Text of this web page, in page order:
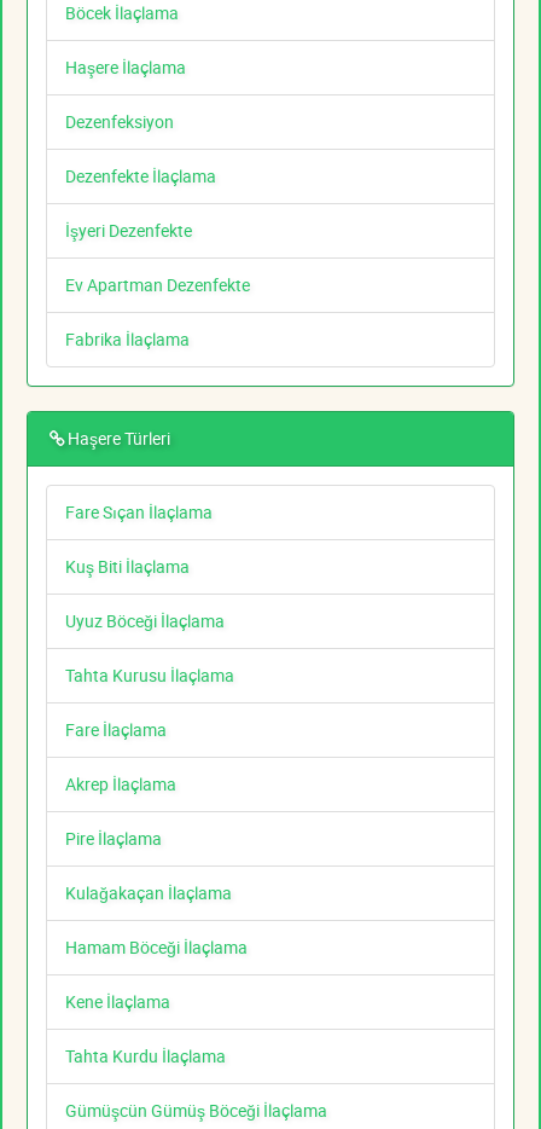
Böcek İlaçlama
Haşere İlaçlama
Dezenfeksiyon
Dezenfekte İlaçlama
İşyeri Dezenfekte
Ev Apartman Dezenfekte
Fabrika İlaçlama
Haşere Türleri
Fare Sıçan İlaçlama
Kuş Biti İlaçlama
Uyuz Böceği İlaçlama
Tahta Kurusu İlaçlama
Fare İlaçlama
Akrep İlaçlama
Pire İlaçlama
Kulağakaçan İlaçlama
Hamam Böceği İlaçlama
Kene İlaçlama
Tahta Kurdu İlaçlama
Gümüşcün Gümüş Böceği İlaçlama